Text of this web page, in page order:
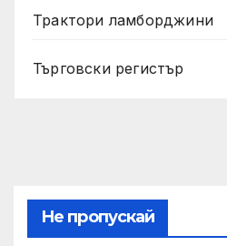
Трактори ламборджини
Търговски регистър
Не пропускай